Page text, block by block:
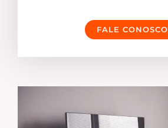
FALE CONOSCO